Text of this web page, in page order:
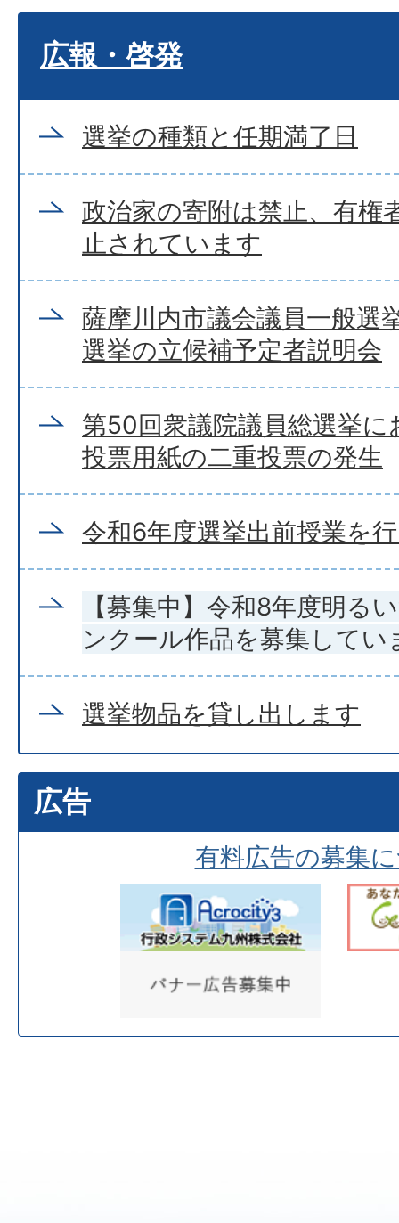
広報・啓発
選挙の種類と任期満了日
政治家の寄附は禁止、有権
止されています
薩摩川内市議会議員一般選
選挙の立候補予定者説明会
第50回衆議院議員総選挙
投票用紙の二重投票の発生
令和6年度選挙出前授業を
【募集中】令和8年度明る
ンクール作品を募集してい
選挙物品を貸し出します
広告
有料広告の募集